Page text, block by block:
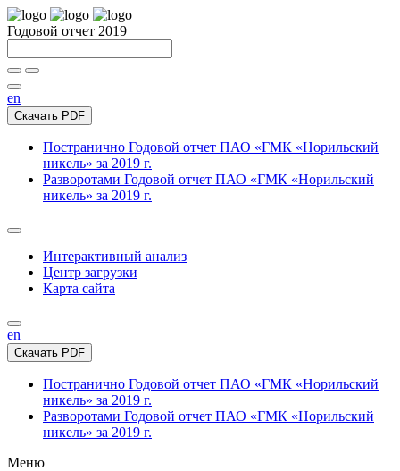
Годовой отчет 2019
en
Скачать PDF
Постранично Годовой отчет ПАО «ГМК «Норильский
никель» за 2019 г.
Разворотами Годовой отчет ПАО «ГМК «Норильский
никель» за 2019 г.
Интерактивный анализ
Центр загрузки
Карта сайта
en
Скачать PDF
Постранично Годовой отчет ПАО «ГМК «Норильский
никель» за 2019 г.
Разворотами Годовой отчет ПАО «ГМК «Норильский
никель» за 2019 г.
Меню